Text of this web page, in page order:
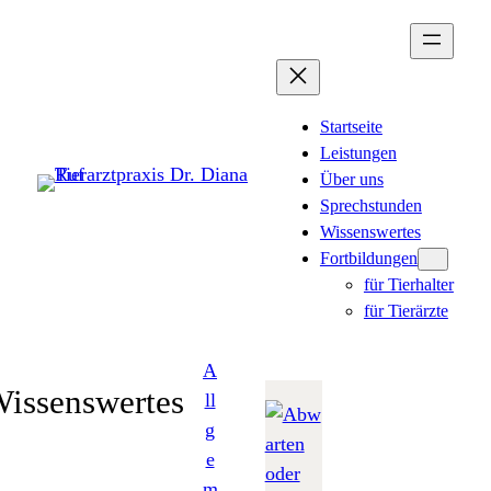
Startseite
Leistungen
Über uns
Sprechstunden
Wissenswertes
Fortbildungen
für Tierhalter
für Tierärzte
A
ll
g
e